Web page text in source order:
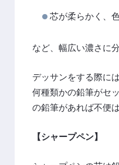
芯が柔らかく、
など、幅広い濃さに
デッサンをする際に
何種類かの鉛筆がセ
の鉛筆があれば不便
【シャープペン】